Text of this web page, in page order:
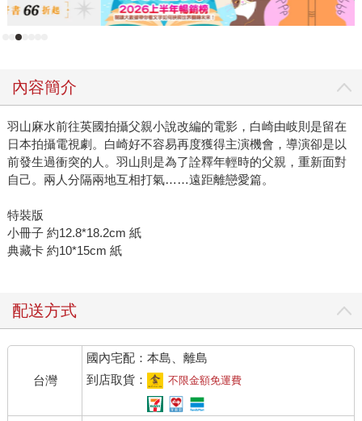
內容簡介
羽山麻水前往英國拍攝父親小說改編的電影，白崎由岐則是留在
日本拍攝電視劇。白崎好不容易再度獲得主演機會，導演卻是以
前發生過衝突的人。羽山則是為了詮釋年輕時的父親，重新面對
自己。兩人分隔兩地互相打氣……遠距離戀愛篇。
特裝版
小冊子 約12.8*18.2cm 紙
典藏卡 約10*15cm 紙
配送方式
台灣
國內宅配：本島、離島
到店取貨：
不限金額免運費